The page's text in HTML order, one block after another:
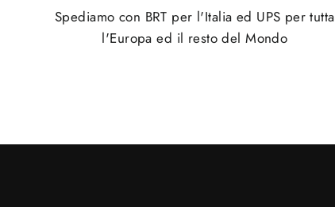
Spediamo con BRT per l'Italia ed UPS per tutta
l'Europa ed il resto del Mondo